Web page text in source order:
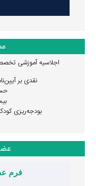
اجلاسیه آموزشی
نقدی بر
بودجه‌ریزی
فرم